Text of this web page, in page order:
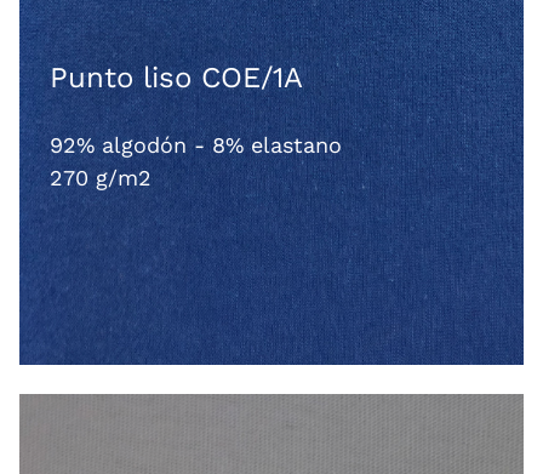
Punto liso COE/1A
92% algodón - 8% elastano
270 g/m2